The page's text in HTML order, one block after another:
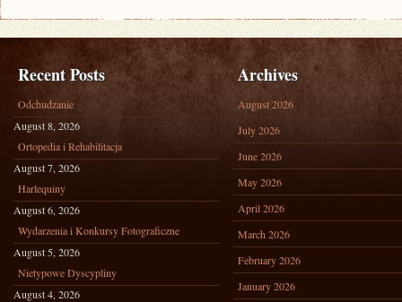
Recent Posts
Odchudzanie
August 8, 2026
Ortopedia i Rehabilitacja
August 7, 2026
Harlequiny
August 6, 2026
Wydarzenia i Konkursy Fotograficzne
August 5, 2026
Nietypowe Dyscypliny
August 4, 2026
Archives
August 2026
July 2026
June 2026
May 2026
April 2026
March 2026
February 2026
January 2026